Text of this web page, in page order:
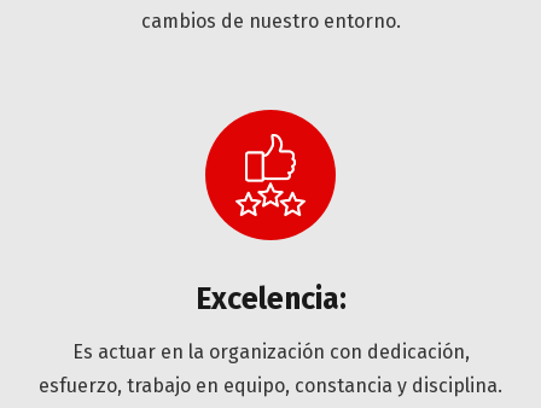
cambios de nuestro entorno.
Excelencia:
Es actuar en la organización con dedicación,
esfuerzo, trabajo en equipo, constancia y disciplina.